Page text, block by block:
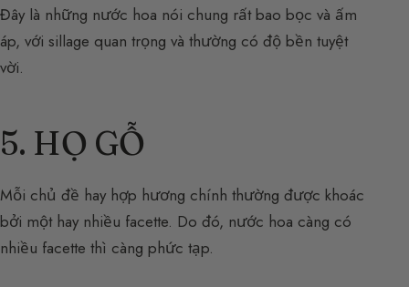
Đây là những nước hoa nói chung rất bao bọc và ấm
áp, với sillage quan trọng và thường có độ bền tuyệt
vời.
5. HỌ GỖ
Mỗi chủ đề hay hợp hương chính thường được khoác
bởi một hay nhiều facette. Do đó, nước hoa càng có
nhiều facette thì càng phức tạp.